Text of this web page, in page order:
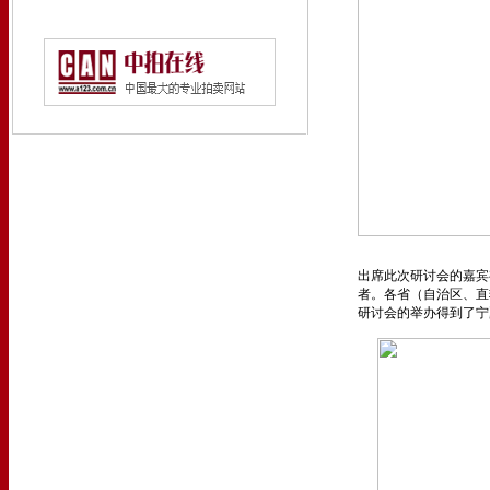
出席此次研讨会的嘉
者。各省（自治区、
研讨会的举办得到了